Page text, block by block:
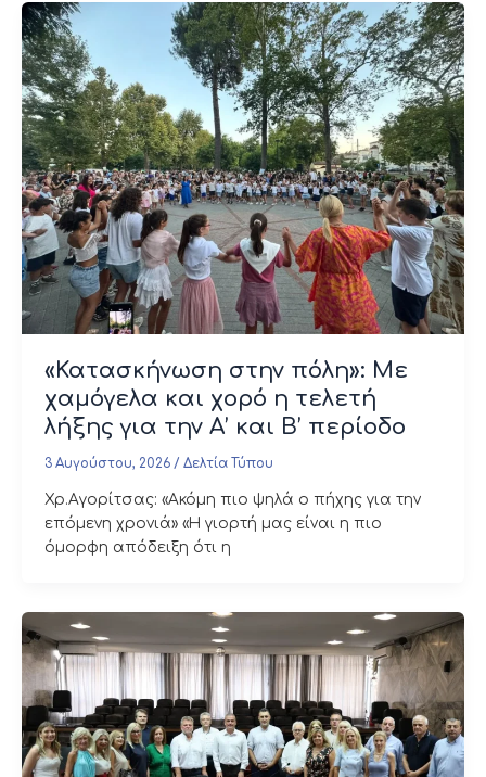
«Κατασκήνωση στην πόλη»: Με
χαμόγελα και χορό η τελετή
λήξης για την Α’ και Β’ περίοδο
3 Αυγούστου, 2026 / Δελτία Τύπου
Χρ.Αγορίτσας: «Ακόμη πιο ψηλά ο πήχης για την
επόμενη χρονιά» «Η γιορτή μας είναι η πιο
όμορφη απόδειξη ότι η